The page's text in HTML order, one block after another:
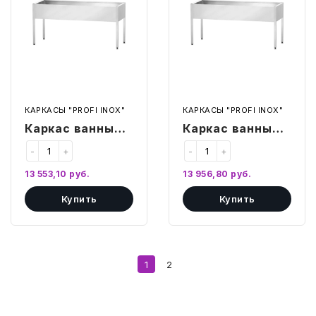
нерж.
КАРКАСЫ "PROFI INOX"
Каркас ванны
моечной ВМЦп
1400*600
"Profi", нерж.
сталь
+
-
13 553,10 руб.
Купить
нерж.
КАРКАСЫ "PROFI INOX"
Каркас ванны
моечной ВМЦп
1400*700
"Profi", нерж.
сталь
+
-
13 956,80 руб.
Купить
1 2